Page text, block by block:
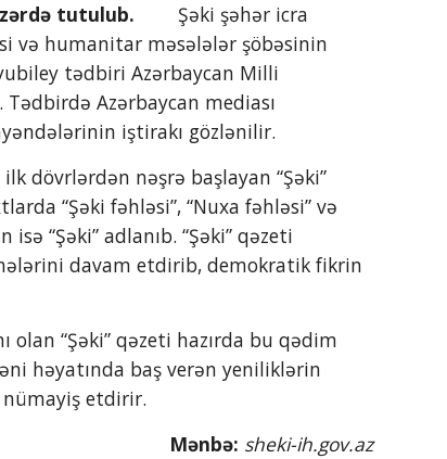
tutulub.
        Şəki şəhər icra
və humanitar məsələlər şöbəsinin
tədbiri Azərbaycan Milli
Azərbaycan mediası
iştirakı gözlənilir.
dövrlərdən nəşrə başlayan “Şəki”
“Şəki fəhləsi”, “Nuxa fəhləsi” və
“Şəki” adlanıb. “Şəki” qəzeti
davam etdirib, demokratik fikrin
həyatında baş verən yeniliklərin
nümayiş etdirir.
Mənbə: sheki-ih.gov.az